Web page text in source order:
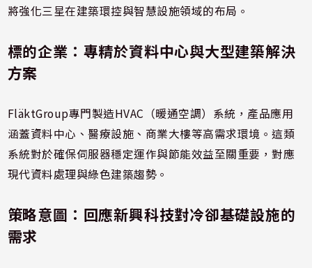
將強化三星在建築環控與智慧設施領域的布局。
標的企業：專精於資料中心與大型建築解決
方案
FläktGroup專門製造HVAC（暖通空調）系統，產品應用
涵蓋資料中心、醫療設施、商業大樓等高需求環境。這類
系統對於確保伺服器穩定運作與節能效益至關重要，對應
現代資料處理與綠色建築趨勢。
策略意圖：回應新興科技對冷卻基礎設施的
需求